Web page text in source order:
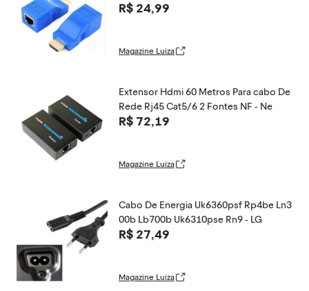
R$ 24,99
Magazine Luiza
Extensor Hdmi 60 Metros Para cabo De
Rede Rj45 Cat5/6 2 Fontes NF - Ne
R$ 72,19
Magazine Luiza
Cabo De Energia Uk6360psf Rp4be Ln3
00b Lb700b Uk6310pse Rn9 - LG
R$ 27,49
Magazine Luiza